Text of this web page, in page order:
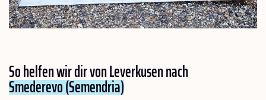
So helfen wir dir von Leverkusen nach
Smederevo (Semendria)